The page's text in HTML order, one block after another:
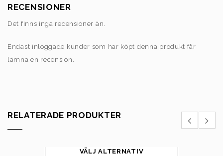
RECENSIONER
Det finns inga recensioner än.
Endast inloggade kunder som har köpt denna produkt får
lämna en recension.
RELATERADE PRODUKTER
VÄLJ ALTERNATIV